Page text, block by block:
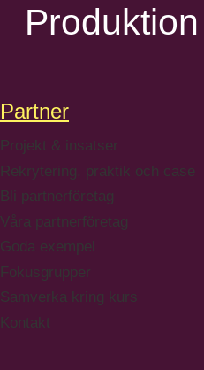
Produktion
Partner
Projekt & insatser
Rekrytering, praktik och case
Bli partnerföretag
Våra partnerföretag
Goda exempel
Fokusgrupper
Samverka kring kurs
Kontakt